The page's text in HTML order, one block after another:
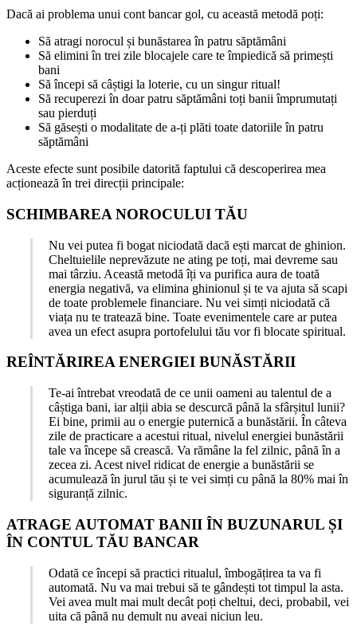
Dacă ai problema unui cont bancar gol, cu această metodă poți:
Să atragi norocul și bunăstarea în patru săptămâni
Să elimini în trei zile blocajele care te împiedică să primești
bani
Să începi să câștigi la loterie, cu un singur ritual!
Să recuperezi în doar patru săptămâni toți banii împrumutați
sau pierduți
Să găsești o modalitate de a-ți plăti toate datoriile în patru
săptămâni
Aceste efecte sunt posibile datorită faptului că descoperirea mea
acționează în trei direcții principale:
SCHIMBAREA NOROCULUI TĂU
Nu vei putea fi bogat niciodată dacă ești marcat de ghinion.
Cheltuielile neprevăzute ne ating pe toți, mai devreme sau
mai târziu. Această metodă îți va purifica aura de toată
energia negativă, va elimina ghinionul și te va ajuta să scapi
de toate problemele financiare. Nu vei simți niciodată că
viața nu te tratează bine. Toate evenimentele care ar putea
avea un efect asupra portofelului tău vor fi blocate spiritual.
REÎNTĂRIREA ENERGIEI BUNĂSTĂRII
Te-ai întrebat vreodată de ce unii oameni au talentul de a
câștiga bani, iar alții abia se descurcă până la sfârșitul lunii?
Ei bine, primii au o energie puternică a bunăstării. În câteva
zile de practicare a acestui ritual, nivelul energiei bunăstării
tale va începe să crească. Va rămâne la fel zilnic, până în a
zecea zi. Acest nivel ridicat de energie a bunăstării se
acumulează în jurul tău și te vei simți cu până la 80% mai în
siguranță zilnic.
ATRAGE AUTOMAT BANII ÎN BUZUNARUL ȘI
ÎN CONTUL TĂU BANCAR
Odată ce începi să practici ritualul, îmbogățirea ta va fi
automată. Nu va mai trebui să te gândești tot timpul la asta.
Vei avea mult mai mult decât poți cheltui, deci, probabil, vei
uita că până nu demult nu aveai niciun leu.